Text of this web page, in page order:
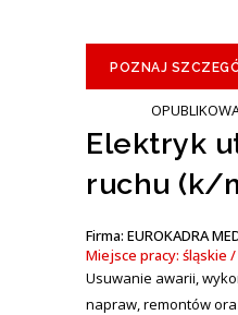
POZNAJ
Elektryk
ruchu (k/
Firma: EUROKADRA
Miejsce pracy: śląskie
Usuwanie awarii,
napraw, remontów